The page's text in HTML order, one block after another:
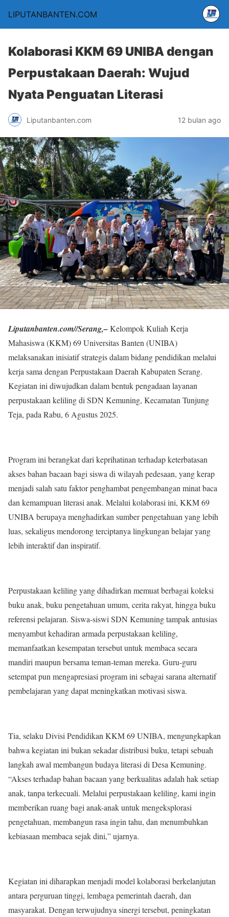
LIPUTANBANTEN.COM
Kolaborasi KKM 69 UNIBA dengan
Perpustakaan Daerah: Wujud
Nyata Penguatan Literasi
Liputanbanten.com 12 bulan ago
Liputanbanten.com//Serang,–Kelompok Kuliah Kerja
Mahasiswa (KKM) 69 Universitas Banten (UNIBA)
melaksanakan inisiatif strategis dalam bidang pendidikan melalui
kerja sama dengan Perpustakaan Daerah Kabupaten Serang.
Kegiatan ini diwujudkan dalam bentuk pengadaan layanan
perpustakaan keliling di SDN Kemuning, Kecamatan Tunjung
Teja, pada Rabu, 6 Agustus 2025.
Program ini berangkat dari keprihatinan terhadap keterbatasan
akses bahan bacaan bagi siswa di wilayah pedesaan, yang kerap
menjadi salah satu faktor penghambat pengembangan minat baca
dan kemampuan literasi anak. Melalui kolaborasi ini, KKM 69
UNIBA berupaya menghadirkan sumber pengetahuan yang lebih
luas, sekaligus mendorong terciptanya lingkungan belajar yang
lebih interaktif dan inspiratif.
Perpustakaan keliling yang dihadirkan memuat berbagai koleksi
buku anak, buku pengetahuan umum, cerita rakyat, hingga buku
referensi pelajaran. Siswa-siswi SDN Kemuning tampak antusias
menyambut kehadiran armada perpustakaan keliling,
memanfaatkan kesempatan tersebut untuk membaca secara
mandiri maupun bersama teman-teman mereka. Guru-guru
setempat pun mengapresiasi program ini sebagai sarana alternatif
pembelajaran yang dapat meningkatkan motivasi siswa.
Tia, selaku Divisi Pendidikan KKM 69 UNIBA, mengungkapkan
bahwa kegiatan ini bukan sekadar distribusi buku, tetapi sebuah
langkah awal membangun budaya literasi di Desa Kemuning.
“Akses terhadap bahan bacaan yang berkualitas adalah hak setiap
anak, tanpa terkecuali. Melalui perpustakaan keliling, kami ingin
memberikan ruang bagi anak-anak untuk mengeksplorasi
pengetahuan, membangun rasa ingin tahu, dan menumbuhkan
kebiasaan membaca sejak dini,” ujarnya.
Kegiatan ini diharapkan menjadi model kolaborasi berkelanjutan
antara perguruan tinggi, lembaga pemerintah daerah, dan
masyarakat. Dengan terwujudnya sinergi tersebut, peningkatan